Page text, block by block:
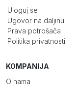
Uloguj se
Ugovor na daljinu
Prava potrošača
Politika privatnosti
KOMPANIJA
O nama